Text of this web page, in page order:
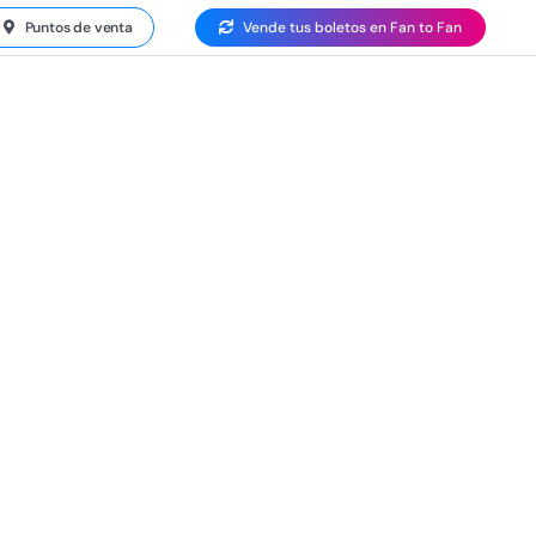
Puntos de venta Vende tus boletos en Fan to Fan